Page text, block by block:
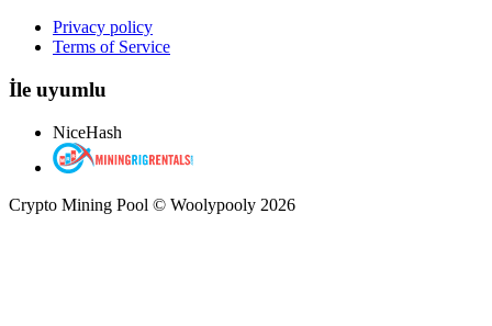
Privacy policy
Terms of Service
İle uyumlu
NiceHash
Crypto Mining Pool © Woolypooly 2026